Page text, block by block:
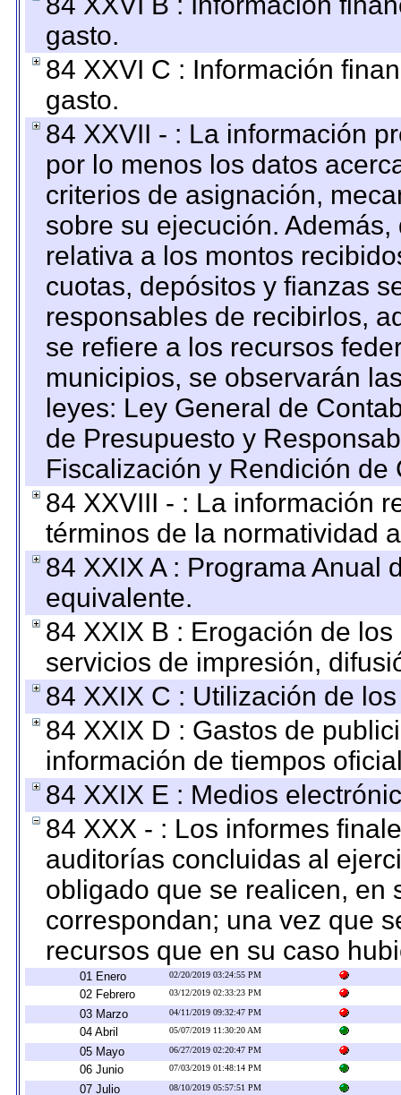
gasto.
84 XXVI C : Información
gasto.
84 XXVII - : La información
por lo menos los datos
criterios de asignación,
sobre su ejecución.
relativa a los montos
cuotas, depósitos y fianzas
responsables de recibirlos,
se refiere a los recursos
municipios, se observarán
leyes: Ley General de
de Presupuesto y
Fiscalización y Rendición
84 XXVIII - : La información
términos de la normatividad
84 XXIX A : Programa Anual
equivalente.
84 XXIX B : Erogación de
servicios de impresión,
84 XXIX C : Utilización de
84 XXIX D : Gastos de
información de tiempos
84 XXIX E : Medios
84 XXX - : Los informes
auditorías concluidas al
obligado que se realicen, en
correspondan; una vez que
recursos que en su caso
01 Enero 02/20/2019 03:24:55 PM
02 Febrero 03/12/2019 02:33:23 PM
03 Marzo 04/11/2019 09:32:47 PM
04 Abril 05/07/2019 11:30:20 AM
05 Mayo 06/27/2019 02:20:47 PM
06 Junio 07/03/2019 01:48:14 PM
07 Julio 08/10/2019 05:57:51 PM